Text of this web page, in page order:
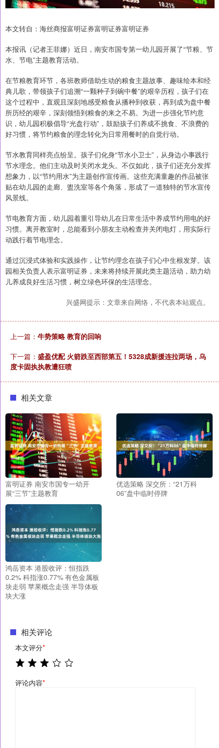
本文转自：海丝商报富明证券富明证券富明证券
本报讯（记者王菲娜）近日，南安市国专第一幼儿园开展了“节粮、节
水、节电”主题教育活动。
在节粮教育环节，各班教师借助生动的粮食主题故事、趣味绘本和经
典儿歌，带领孩子们追溯“一颗种子到碗中餐”的艰辛历程，孩子们在
这个过程中，直观且深刻地感受粮食从播种到收获，再到成为盘中餐
所历经的艰辛，深刻领悟到粮食的来之不易。为进一步强化节约意
识，幼儿园积极倡导“光盘行动”，鼓励孩子们养成不挑食、不浪费的
好习惯，将节约粮食的理念转化为日常用餐时的自觉行动。
节水教育同样亮点纷呈。孩子们化身“节水小卫士”，从身边小事践行
节水理念。他们主动及时关闭水龙头。不仅如此，孩子们还充分发挥
想象力，以“节约用水”为主题创作宣传画。这些充满童趣的作品被张
贴在幼儿园的走廊、盥洗室等各个角落，形成了一道独特的节水宣传
风景线。
节电教育方面，幼儿园着重引导幼儿在日常生活中养成节约用电的好
习惯。离开教室时，总能看到小朋友主动检查并关闭电灯，用实际行
动践行着节电理念。
通过沉浸式体验和实践操作，让节约理念在孩子们心中生根发芽。该
园相关负责人表示富明证券，未来将持续开展此类主题活动，助力幼
儿养成良好生活习惯，树立绿色环保的生活理念。
兴盛网提示：文章来自网络，不代表本站观点。
上一篇： 牛势策略 教育的回响
下一篇： 盛盈优配 火箭跌至西部第五！5328成新援连拉两场，乌
度卡固执执教遭狂喷
相关文章
富明证券 南安市国专一幼开
展“三节”主题教育
优选策略 深交所：“21万科
06”盘中临时停牌
鸿岳资本 港股收评：恒指跌
0.2% 科指涨0.77% 有色金属板
块走弱 苹果概念走强 半导体板
块大涨
相关评论
本文评分*
评论内容*